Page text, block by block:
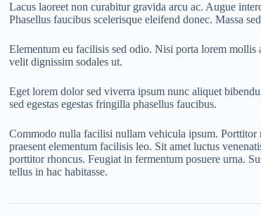
Lacus laoreet non curabitur gravida arcu ac. Augue
Phasellus faucibus scelerisque eleifend donec. Massa
Elementum eu facilisis sed odio. Nisi porta lorem mollis
velit dignissim sodales ut.
Eget lorem dolor sed viverra ipsum nunc aliquet
sed egestas egestas fringilla phasellus faucibus.
Commodo nulla facilisi nullam vehicula ipsum. Porttitor
praesent elementum facilisis leo. Sit amet luctus
porttitor rhoncus. Feugiat in fermentum posuere urna.
tellus in hac habitasse.